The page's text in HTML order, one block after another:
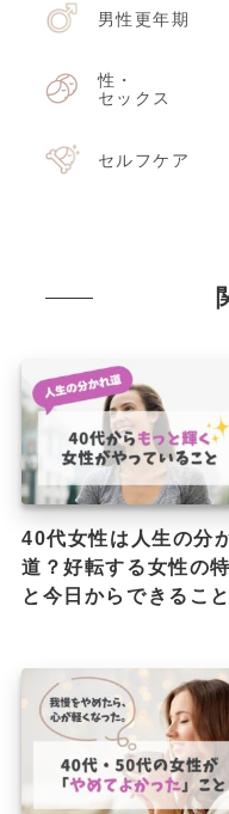
男性更年期
性・
セックス
セルフケア
40代女性は人生の分
道？好転する女性の
と今日からできること